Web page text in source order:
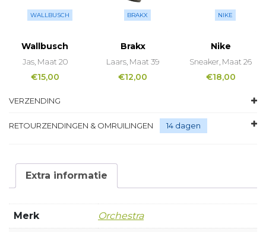
WALLBUSCH
Wallbusch
Jas, Maat 20
€15,00
BRAKX
Brakx
Laars, Maat 39
€12,00
NIKE
Nike
Sneaker, Maat 26
€18,00
VERZENDING
RETOURZENDINGEN & OMRUILINGEN 14 dagen
Extra informatie
Merk Orchestra